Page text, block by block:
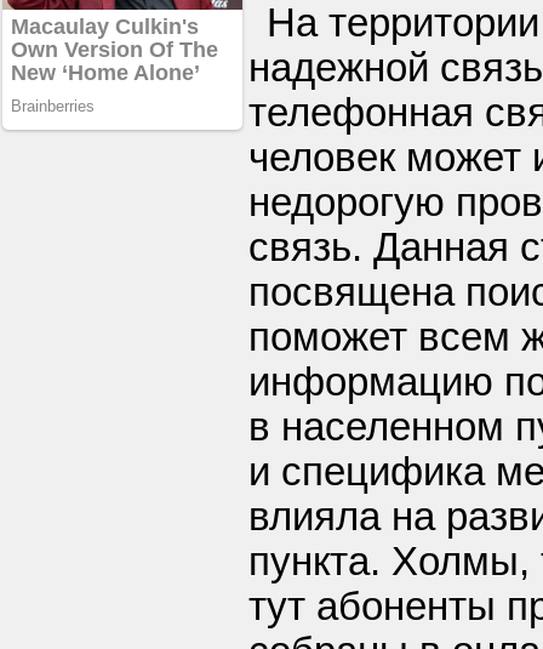
На
надежной
телефонная
человек может
недорогую
связь. Данная
посвящена
поможет всем
информацию
в населенном
и специфика
влияла на
пункта.
тут абоненты